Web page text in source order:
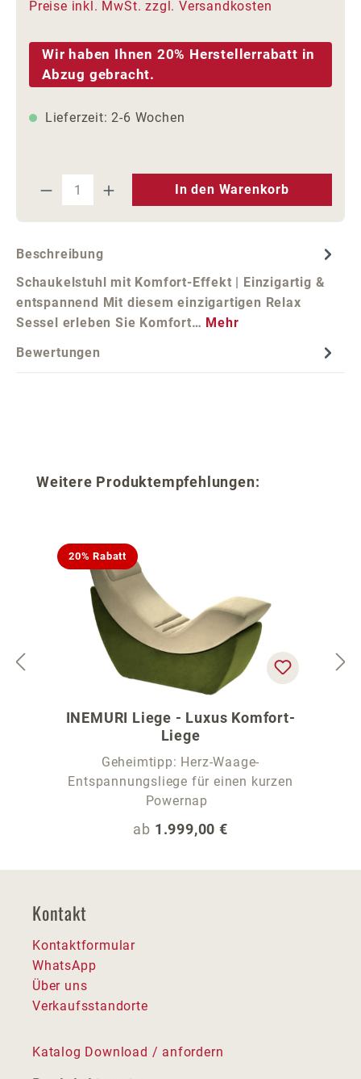
Preise inkl. MwSt. zzgl. Versandkosten
Wir haben Ihnen 20% Herstellerrabatt in
Abzug gebracht.
Lieferzeit: 2-6 Wochen
Produkt Anzahl: Gib den
In den Warenkorb
Beschreibung
Schaukelstuhl mit Komfort-Effekt | Einzigartig &
entspannend Mit diesem einzigartigen Relax
Sessel erleben Sie Komfort… Mehr
Bewertungen
Produktgalerie überspringen
Weitere Produktempfehlungen:
20% Rabatt
INEMURI Liege - Luxus Komfort-
Liege
Geheimtipp: Herz-Waage-
Entspannungsliege für einen kurzen
Powernap
Regulärer Preis:
ab 1.999,00 €
Kontakt
Kontaktformular
WhatsApp
Über uns
Verkaufsstandorte
Katalog Download / anfordern